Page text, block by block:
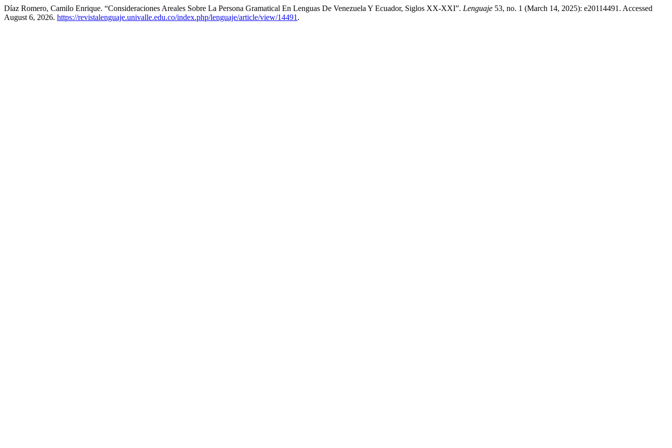
Díaz Romero, Camilo Enrique. “Consideraciones Areales Sobre La Persona Gramatical En Lenguas De Venezuela Y Ecuador, Siglos XX-XXI”. Lenguaje 53, no. 1 (March 14, 2025): e20114491. Accessed
August 6, 2026. https://revistalenguaje.univalle.edu.co/index.php/lenguaje/article/view/14491 .